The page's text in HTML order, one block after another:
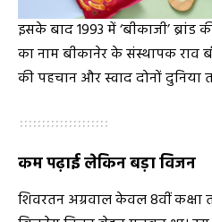
इसके बाद 1993 में ‘बीकाजी’ ब्रांड
का नाम बीकानेर के संस्थापक राव
की पहचान और स्वाद दोनों दुनिया
कम पढ़ाई लेकिन बड़ा विजन
शिवरतन अग्रवाल केवल 8वीं